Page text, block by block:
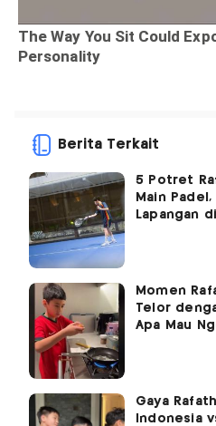
Berita Terkait
5 Potret
Main
Lapangan
Momen
Telor
Apa Mau
Gaya
Indonesia